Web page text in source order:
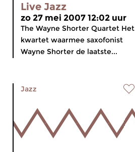
Live Jazz
zo 27 mei 2007 12:02 uur
The Wayne Shorter Quartet Het
kwartet waarmee saxofonist
Wayne Shorter de laatste...
Jazz